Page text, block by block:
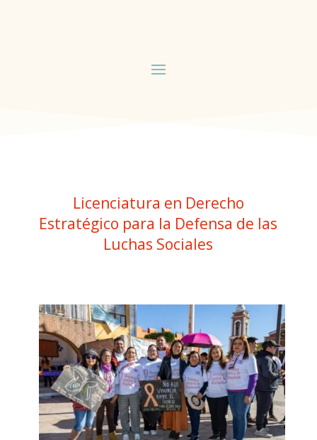
Licenciatura en Derecho
Estratégico para la Defensa de las
Luchas Sociales